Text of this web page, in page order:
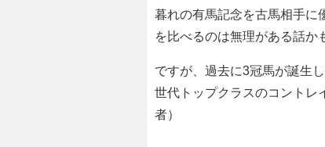
暮れの有馬記念を古馬相手に
を比べるのは無理がある話か
ですが、過去に3冠馬が誕生
世代トップクラスのコントレ
者）